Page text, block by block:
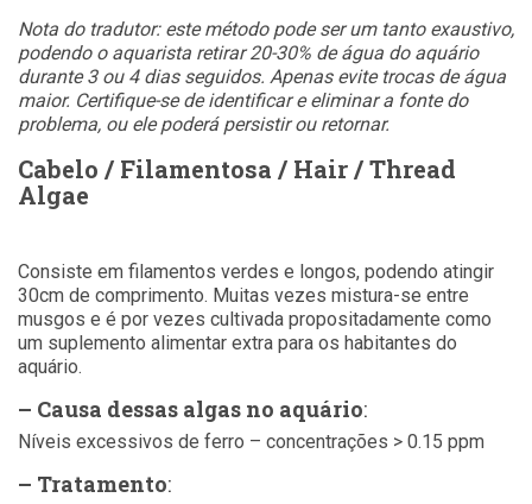
Nota do tradutor: este método pode ser um tanto exaustivo,
podendo o aquarista retirar 20-30% de água do aquário
durante 3 ou 4 dias seguidos. Apenas evite trocas de água
maior. Certifique-se de identificar e eliminar a fonte do
problema, ou ele poderá persistir ou retornar.
Cabelo / Filamentosa / Hair / Thread
Algae
Consiste em filamentos verdes e longos, podendo atingir
30cm de comprimento. Muitas vezes mistura-se entre
musgos e é por vezes cultivada propositadamente como
um suplemento alimentar extra para os habitantes do
aquário.
– Causa dessas algas no aquário:
Níveis excessivos de ferro – concentrações > 0.15 ppm
– Tratamento: